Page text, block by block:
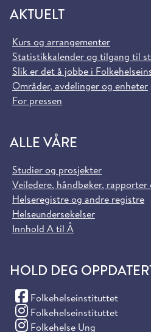
AKTUELT
Kurs og arrangementer
Statistikkalender og tilgang til
Slik er det å jobbe i
Områder, avdelinger og enheter
For pressen
ALLE VÅRE
Studier og prosjekter
Veiledere, håndbøker,
Helseregistre og andre registre
Helseundersøkelser
Innhold A til Å
HOLD DEG
Folkehelseinstituttet
(Facebook)
Folkehelseinstituttet
(Instagram)
Folkehelse Ung
(Instagram)